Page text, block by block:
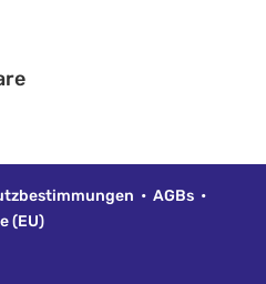
• AGBs•
(EU)